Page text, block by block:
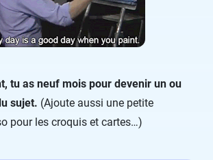
tu as neuf mois pour devenir un ou
sujet. (Ajoute aussi une petite
pour les croquis et cartes…)